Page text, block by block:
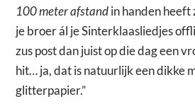
100 meter afstandin handen heeft
je broer ál je Sinterklaasliedjes
zus post dan juist op die dag een
hit… ja, dat is natuurlijk een dikke
glitterpapier.”